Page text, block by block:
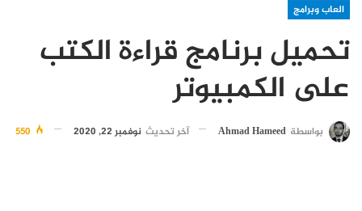
العاب وبرامج
تحميل برنامج قراءة الكتب
على الكمبيوتر
بواسطة Ahmad Hameed آخر تحديث نوفمبر 22, 2020